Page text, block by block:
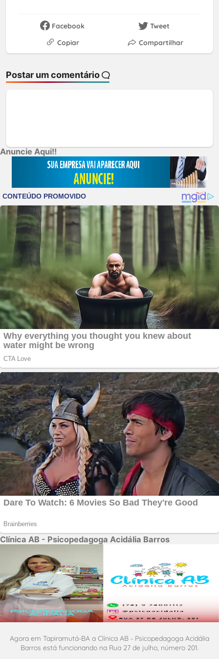
Facebook
Tweet
Copiar
Compartilhar
Postar um comentário
Anuncie Aqui!!
Clínica AB - Psicopedagoga Acidália Barros
Agora em Tapiramutá-BA a Clínica AB - Psicopedagoga Acidália
Barros está funcionando na Rua 27 de julho, número 201.